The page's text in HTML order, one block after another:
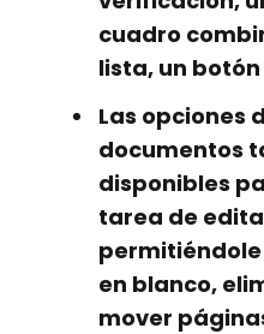
cuadro
lista, un
Las opciones
documentos
disponibles
tarea de
en blanco,
mover